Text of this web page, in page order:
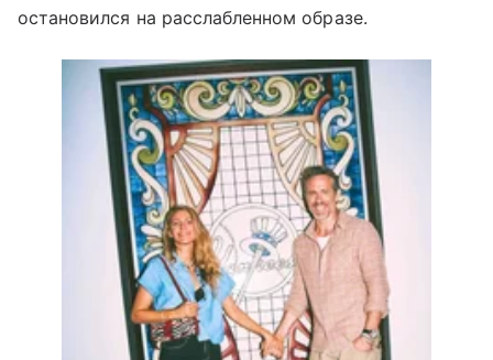
остановился на расслабленном образе.